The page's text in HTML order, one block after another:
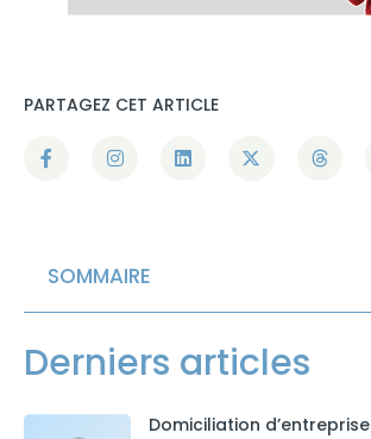
SOMMAIRE
Derniers articles
Domiciliation d’entreprise
PARTAGEZ CET ARTICLE